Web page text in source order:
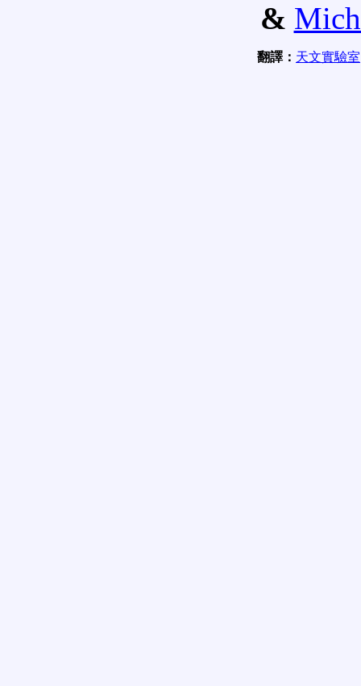
&
翻譯： 天文實驗室